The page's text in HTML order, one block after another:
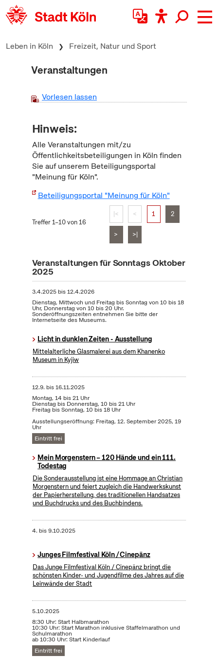
zum Inhalt springen
Leben in Köln Freizeit, Natur und Sport
Veranstaltungen
Vorlesen lassen
Hinweis:
Alle Veranstaltungen mit/zu
Öffentlichkeitsbeteiligungen in Köln finden
Sie auf unserem Beteiligungsportal
"Meinung für Köln".
Beteiligungsportal "Meinung für Köln"
Treffer 1–10 von 16
|< < 1 2
> >|
Veranstaltungen für Sonntags Oktober
2025
3.4.2025bis12.4.2026
Dienstag, Mittwoch und Freitag bis Sonntag von 10 bis 18
Uhr, Donnerstag von 10 bis 20 Uhr.
Sonderöffnungszeiten entnehmen Sie bitte der
Internetseite des Museums.
Licht in dunklen Zeiten - Ausstellung
Mittelalterliche Glasmalerei aus dem Khanenko
Museum in Kyjiw
12.9. bis16.11.2025
Montag, 14 bis 21 Uhr
Dienstag bis Donnerstag, 10 bis 21 Uhr
Freitag bis Sonntag, 10 bis 18 Uhr
Ausstellungseröffnung: Freitag, 12. September 2025, 19
Uhr
Eintritt frei
Mein Morgenstern – 120 Hände und ein 111.
Todestag
Die Sonderausstellung ist eine Hommage an Christian
Morgenstern und feiert zugleich die Handwerkskunst
der Papierherstellung, des traditionellen Handsatzes
und Buchdrucks und des Buchbindens.
4. bis9.10.2025
Junges Filmfestival Köln / Cinepänz
Das Junge Filmfestival Köln / Cinepänz bringt die
schönsten Kinder- und Jugendfilme des Jahres auf die
Leinwände der Stadt
5.10.2025
8:30 Uhr: Start Halbmarathon
10:30 Uhr: Start Marathon inklusive Staffelmarathon und
Schulmarathon
ab 10:30 Uhr: Start Kinderlauf
Eintritt frei